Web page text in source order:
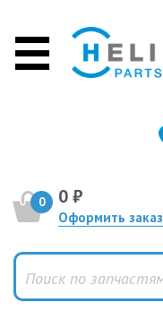
0 0 ₽
Оформить заказ